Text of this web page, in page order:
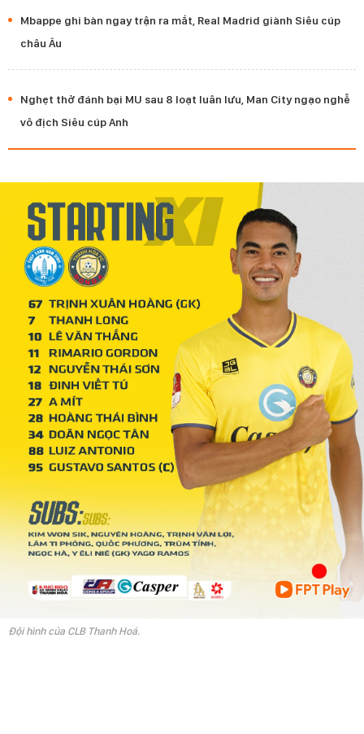
Mbappe ghi bàn ngay trận ra mắt, Real Madrid giành Siêu cúp
châu Âu
Nghẹt thở đánh bại MU sau 8 loạt luân lưu, Man City ngạo nghễ
vô địch Siêu cúp Anh
Đội hình của CLB Thanh Hoá.